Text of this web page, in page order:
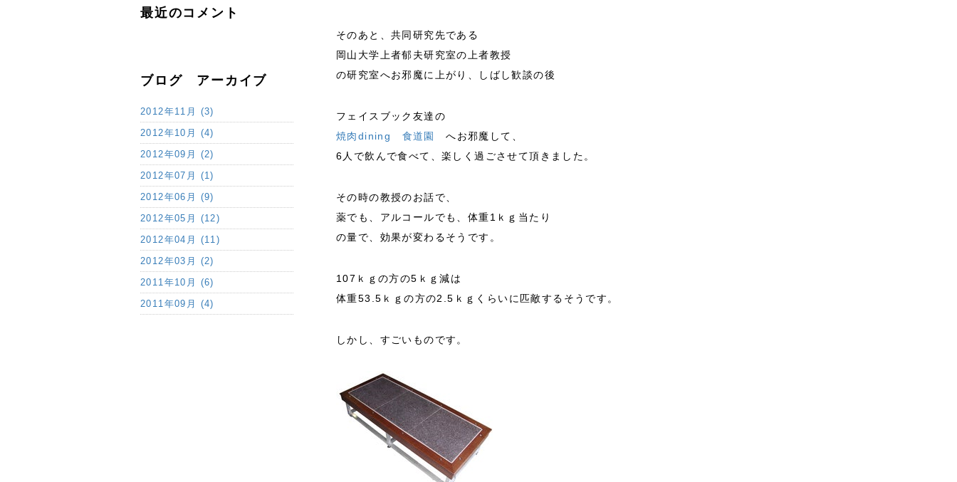
そのあと、共同研究先である
岡山大学上者郁夫研究室の上者教授
の研究室へお邪魔に上がり、しばし歓談の後
フェイスブック友達の
焼肉dining 食道園
へお邪魔して、
6人で飲んで食べて、楽しく過ごさせて頂きました。
その時の教授のお話で、
薬でも、アルコールでも、体重1ｋｇ当たり
の量で、効果が変わるそうです。
107ｋｇの方の5ｋｇ減は
体重53.5ｋｇの方の2.5ｋｇくらいに匹敵するそうです。
しかし、すごいものです。
最近のコメント
ブログ アーカイブ
2012年11月 (3)
2012年10月 (4)
2012年09月 (2)
2012年07月 (1)
2012年06月 (9)
2012年05月 (12)
2012年04月 (11)
2012年03月 (2)
2011年10月 (6)
2011年09月 (4)